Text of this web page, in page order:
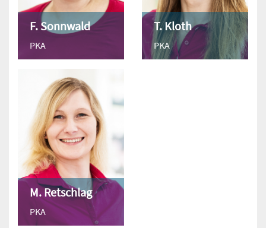
F. Sonnwald
PKA
T. Kloth
PKA
M. Retschlag
PKA